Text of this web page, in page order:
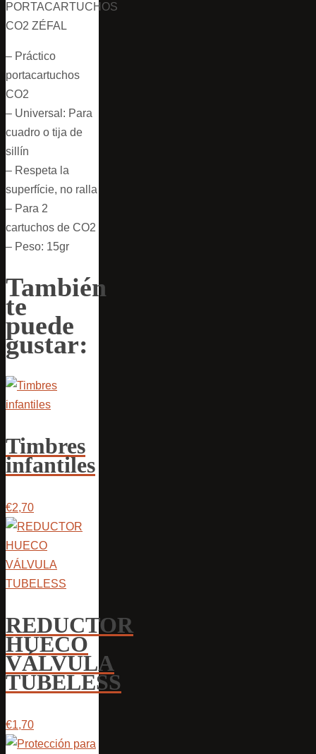
PORTACARTUCHOS
CO2 ZÉFAL
– Práctico
portacartuchos
CO2
– Universal: Para
cuadro o tija de
sillín
– Respeta la
superfície, no ralla
– Para 2
cartuchos de CO2
– Peso: 15gr
También
te
puede
gustar:
Timbres
infantiles
€2,70
REDUCTOR
HUECO
VÁLVULA
TUBELESS
€1,70